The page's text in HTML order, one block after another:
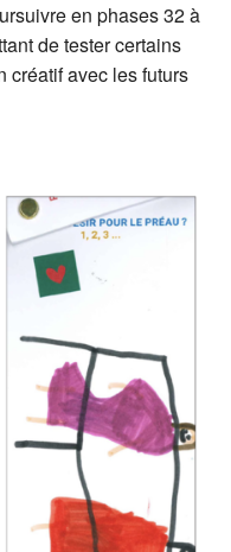
en phases 32 à
de tester certains
créatif avec les futurs